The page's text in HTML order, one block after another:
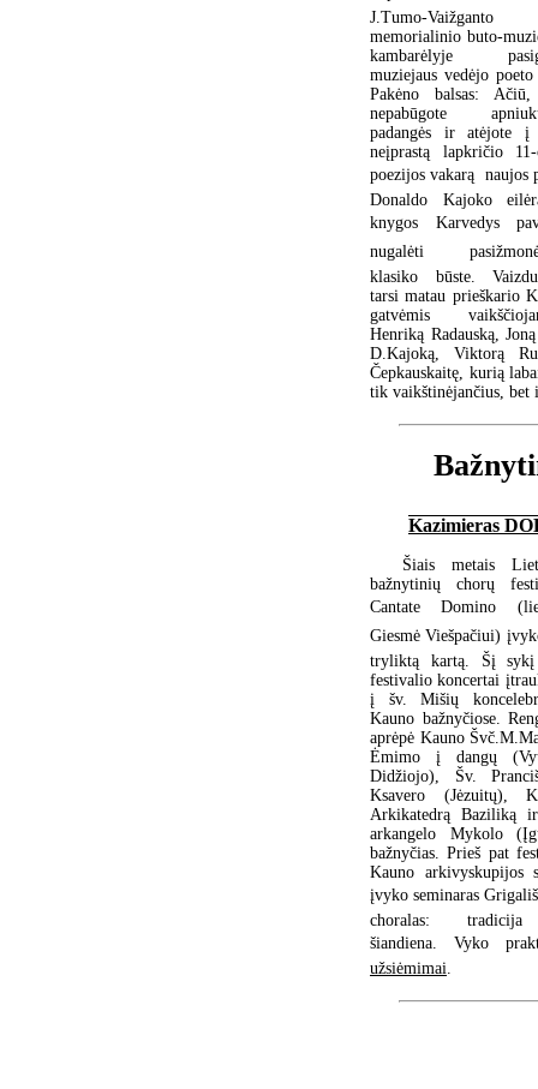
J.Tumo-Vaižganto
memorialinio buto-
kambarėlyje
muziejaus vedėjo
Pakėno balsas:
nepabūgote
padangės ir atėjote į
neįprastą lapkričio 11-
poezijos vakarą  naujos
Donaldo Kajoko
knygos Karvedys
nugalėti
klasiko būste.
tarsi matau prieškario
gatvėmis
Henriką Radauską,
D.Kajoką, Viktorą
Čepkauskaitę, kurią
tik vaikštinėjančius,
Kazimieras
Šiais metais
bažnytinių chorų
Cantate Domino
Giesmė Viešpačiui)
tryliktą kartą. Šį
festivalio koncertai
į šv. Mišių
Kauno bažnyčiose.
aprėpė Kauno
Ėmimo į dangų
Didžiojo), Šv.
Ksavero (Jėzuitų),
Arkikatedrą Baziliką
arkangelo Mykolo
bažnyčias. Prieš pat
Kauno arkivyskupijos
įvyko seminaras
choralas:
šiandiena. Vyko
užsiėmimai